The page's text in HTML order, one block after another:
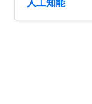
人工知能